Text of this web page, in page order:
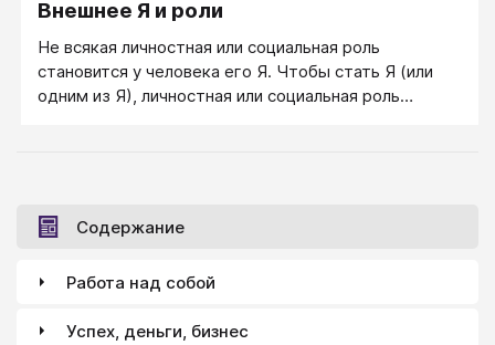
Внешнее Я и роли
Не всякая личностная или социальная роль
становится у человека его Я. Чтобы стать Я (или
одним из Я), личностная или социальная роль
Содержание
Работа над собой
Успех, деньги, бизнес